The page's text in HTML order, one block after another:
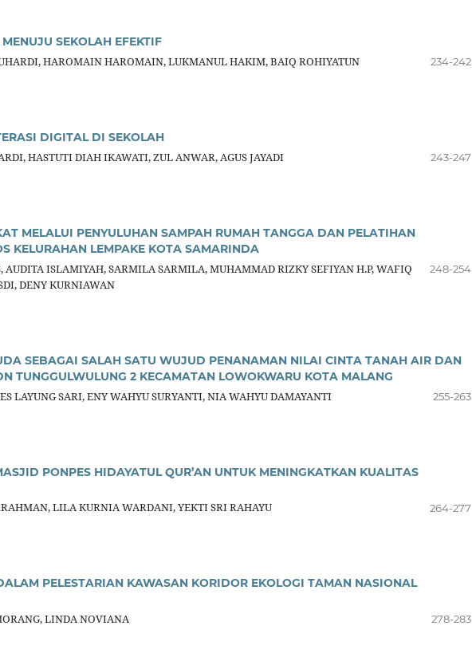
SEKOLAH EFEKTIF
HAROMAIN HAROMAIN, LUKMANUL HAKIM, BAIQ ROHIYATUN
234-242
DIGITAL DI SEKOLAH
HASTUTI DIAH IKAWATI, ZUL ANWAR, AGUS JAYADI
243-247
MELALUI PENYULUHAN SAMPAH RUMAH TANGGA DAN PELATIHAN
KELURAHAN LEMPAKE KOTA SAMARINDA
AUDITA ISLAMIYAH, SARMILA SARMILA, MUHAMMAD RIZKY SEFIYAN H.P, WAFIQ
DENY KURNIAWAN
248-254
SEBAGAI SALAH SATU WUJUD PENANAMAN NILAI CINTA TANAH AIR DAN
TUNGGULWULUNG 2 KECAMATAN LOWOKWARU KOTA MALANG
LAYUNG SARI, ENY WAHYU SURYANTI, NIA WAHYU DAMAYANTI
255-263
PONPES HIDAYATUL QUR’AN UNTUK MENINGKATKAN KUALITAS
LILA KURNIA WARDANI, YEKTI SRI RAHAYU
264-277
PELESTARIAN KAWASAN KORIDOR EKOLOGI TAMAN NASIONAL
LINDA NOVIANA
278-283